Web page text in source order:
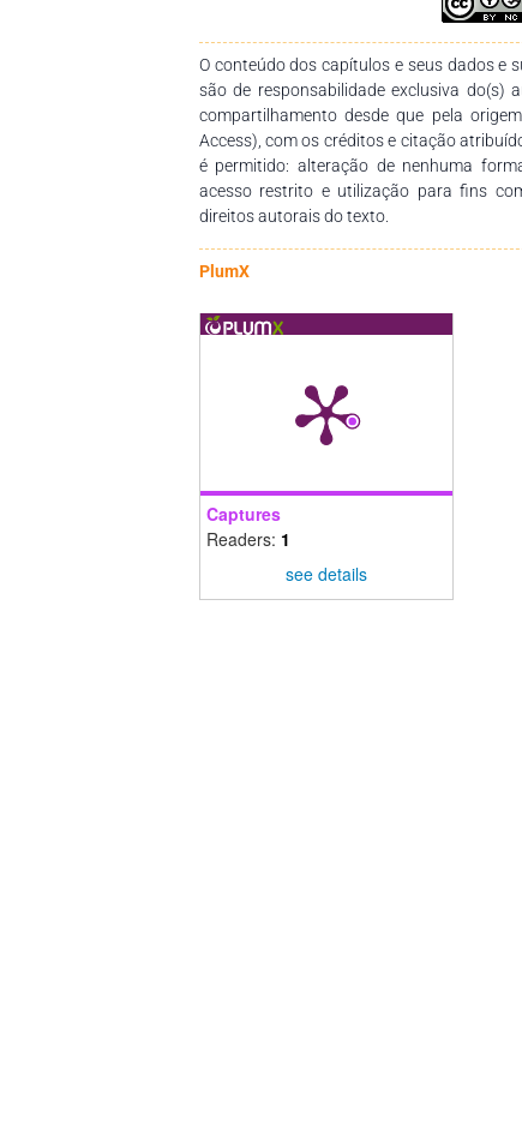
o que está associado principalmente ao
O conteúdo dos capítulos e seus dados e
são de responsabilidade exclusiva do(s)
compartilhamento desde que pela
Access), com os créditos e citação
é permitido: alteração de nenhuma
acesso restrito e utilização para fins
direitos autorais do texto.
PlumX
Captures
Readers: 1
see details